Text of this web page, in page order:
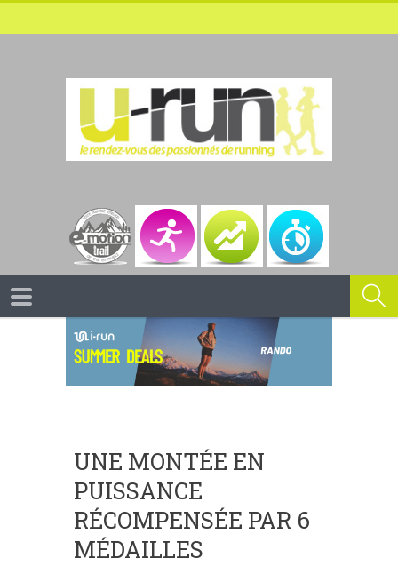
UNE MONTÉE EN
PUISSANCE
RÉCOMPENSÉE PAR 6
MÉDAILLES